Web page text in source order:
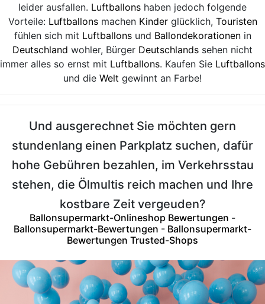
leider ausfallen. Luftballons haben jedoch folgende
Vorteile: Luftballonsmachen Kinderglücklich, Touristen
fühlen sich mit Luftballonsund Ballondekorationenin
Deutschland wohler, Bürger Deutschlands sehen nicht
immer alles so ernst mit Luftballons. Kaufen Sie Luftballons
und die Welt gewinnt an Farbe!
Und ausgerechnet Sie möchten gern
stundenlang einen Parkplatz suchen, dafür
hohe Gebühren bezahlen, im Verkehrsstau
stehen, die Ölmultis reich machen und Ihre
kostbare Zeit vergeuden?
Ballonsupermarkt-Onlineshop Bewertungen -
Ballonsupermarkt-Bewertungen - Ballonsupermarkt-
Bewertungen Trusted-Shops